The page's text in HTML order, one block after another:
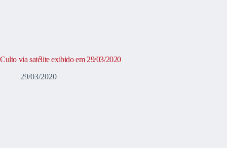
Culto via satélite exibido em 29/03/2020
29/03/2020